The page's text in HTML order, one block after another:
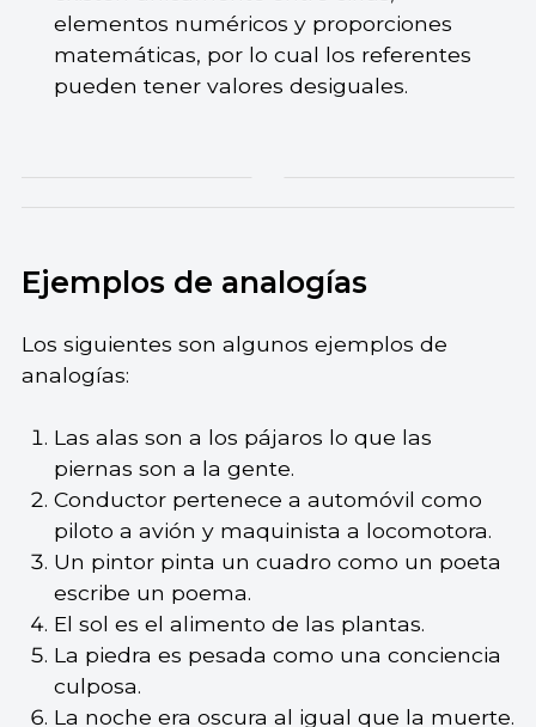
elementos numéricos y proporciones
matemáticas, por lo cual los referentes
pueden tener valores desiguales.
Ejemplos de analogías
Los siguientes son algunos ejemplos de
analogías:
Las alas son a los pájaros lo que las
piernas son a la gente.
Conductor pertenece a automóvil como
piloto a avión y maquinista a locomotora.
Un pintor pinta un cuadro como un poeta
escribe un poema.
El sol es el alimento de las plantas.
La piedra es pesada como una conciencia
culposa.
La noche era oscura al igual que la muerte.